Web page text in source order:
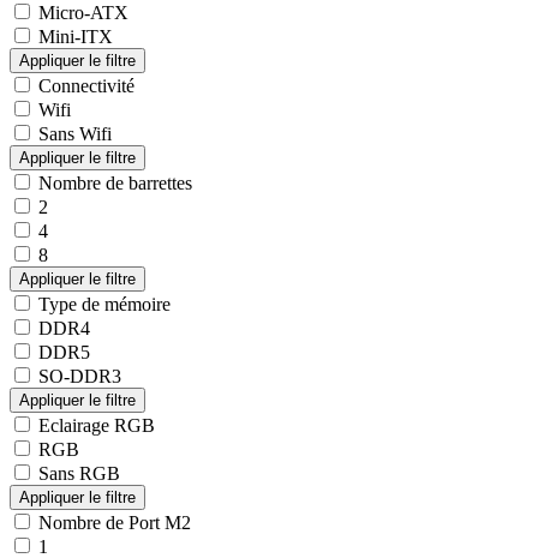
Micro-ATX
Mini-ITX
Connectivité
Wifi
Sans Wifi
Nombre de barrettes
2
4
8
Type de mémoire
DDR4
DDR5
SO-DDR3
Eclairage RGB
RGB
Sans RGB
Nombre de Port M2
1